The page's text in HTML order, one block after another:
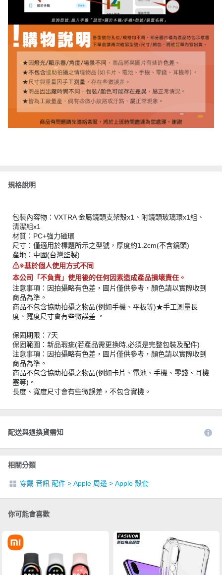
規格說明
包裝內容物：VXTRA 金屬鏡頭支架殼x1、附鏡頭玻璃環x1組、
清潔組x1
材質：PC+強力磁環
尺寸：僅適用於標題所示之型號，厚度約1.2cm(不含鏡頭)
產地：中國(台灣監製)
⚠︎※基於個人使用方式不同
本公司「不負責」使用後的任何因素造成產品損壞責任。
注意事項：因拍攝略有色差，圖片僅供參考，顏色請以實際收到
商品為準。
商品不包含協助拍攝之物品(例如手機、平板等)★手工測量長
度、寬度尺寸會有些微誤差 。
保固期限：7天
保固範圍：新品瑕疵(若產品需更換時,必須是完整包裝及配件)
注意事項：因拍攝略有色差，圖片僅供參考，顏色請以實際收到
商品為準。
商品不包含協助拍攝之物品(例如卡片、電池、手機、零錢、耳機
塞等)。
長度、寬度尺寸會有些微誤差，不包含實機。
配送與退換貨需知
相關分類
穿戴 音訊 配件 > Apple 周邊 > Apple 殼套
你可能會喜歡